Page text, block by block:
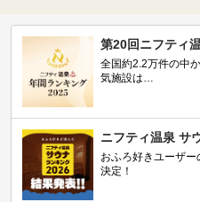
第20回ニフティ
全国約2.2万件の中
気施設は…
ニフティ温泉 サ
おふろ好きユーザ
決定！